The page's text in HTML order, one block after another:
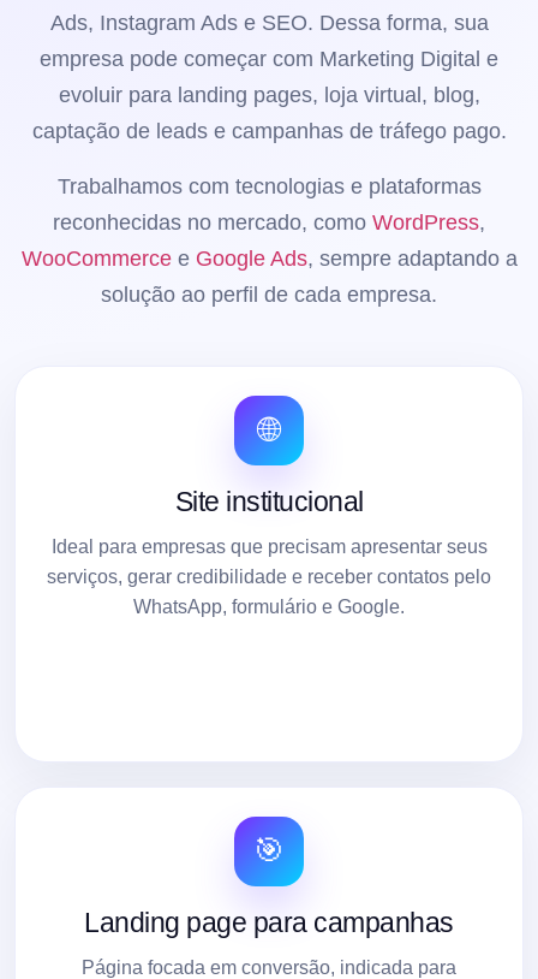
Ads, Instagram Ads e SEO. Dessa forma, sua
empresa pode começar com Marketing Digital e
evoluir para landing pages, loja virtual, blog,
captação de leads e campanhas de tráfego pago.
Trabalhamos com tecnologias e plataformas
reconhecidas no mercado, como WordPress,
WooCommercee Google Ads, sempre adaptando a
solução ao perfil de cada empresa.
🌐
Site institucional
Ideal para empresas que precisam apresentar seus
serviços, gerar credibilidade e receber contatos pelo
WhatsApp, formulário e Google.
🎯
Landing page para campanhas
Página focada em conversão, indicada para